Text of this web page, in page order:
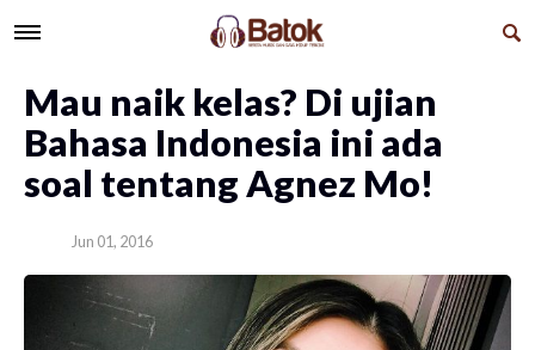
Mau naik kelas? Di ujian
Bahasa Indonesia ini ada
soal tentang Agnez Mo!
Jun 01, 2016